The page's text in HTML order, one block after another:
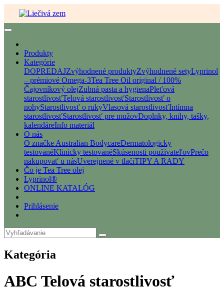
Produkty
Kategórie
DOPREDAJZvýhodnené produktyZvýhodnené setyLyprinol
– prémiové Omega-3Tea Tree Oil original / 100%
Čajovníkový olejZubná pasta a hygienaPleťová
starostlivosťTelová starostlivosťStarostlivosť o
nohyStarostlivosť o rukyVlasová starostlivosťIntímna
starostlivosťStarostlivosť pre mužovDoplnky, knihy, tašky,
kalendáreInfo materiál
O nás
O značke Australian BodycareDermatologicky
testovanéKlinicky testovanéSkúsenosti používateľovPrečo
nakupovať u násUverejnené v tlačiTIPY A RADY
Čo je Tea Tree olej
Lyprinol®
ONLINE KATALÓG
Prihlásenie
Kategória
ABC Telová starostlivosť